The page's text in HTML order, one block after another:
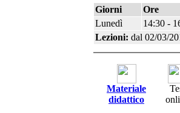
Giorni
Ore
Lunedì
14:30 -
Lezioni: dal 02/03/
Materiale
didattico